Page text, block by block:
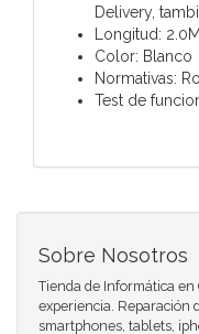
Delivery,
Longitud: 2.0M
Color: Blanco
Normativas:
Test de
Sobre Nosotros
Tienda de Informática en
experiencia. Reparación
smartphones, tablets,